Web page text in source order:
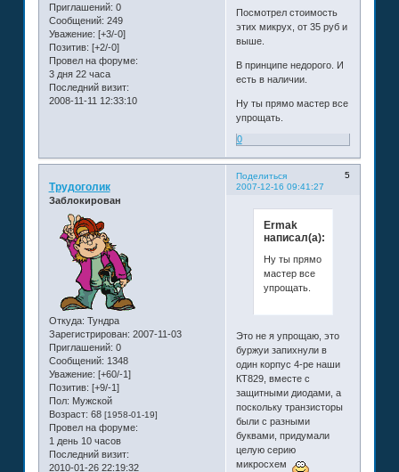
Приглашений: 0
Сообщений: 249
Уважение: [+3/-0]
Позитив: [+2/-0]
Провел на форуме:
3 дня 22 часа
Последний визит:
2008-11-11 12:33:10
Посмотрел стоимость
этих микрух, от 35 руб и
выше.
В принципе недорого. И
есть в наличии.
Ну ты прямо мастер все
упрощать.
0
Поделиться
5
2007-12-16 09:41:27
Трудоголик
Заблокирован
Откуда: Тундра
Зарегистрирован: 2007-11-03
Приглашений: 0
Сообщений: 1348
Уважение: [+60/-1]
Позитив: [+9/-1]
Пол: Мужской
Возраст: 68 [1958-01-19]
Провел на форуме:
1 день 10 часов
Последний визит:
2010-01-26 22:19:32
Ermak
написал(а):
Ну ты прямо
мастер все
упрощать.
Это не я упрощаю, это
буржуи запихнули в
один корпус 4-ре наши
КТ829, вместе с
защитными диодами, а
поскольку транзисторы
были с разными
буквами, придумали
целую серию
микросхем